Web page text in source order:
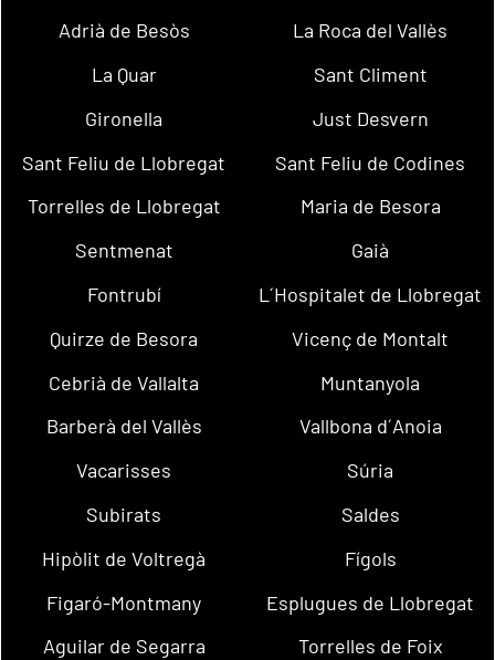
Adrià de Besòs
La Roca del Vallès
La Quar
Sant Climent
Gironella
Just Desvern
Sant Feliu de Llobregat
Sant Feliu de Codines
Torrelles de Llobregat
Maria de Besora
Sentmenat
Gaià
Fontrubí
L´Hospitalet de Llobregat
Quirze de Besora
Vicenç de Montalt
Cebrià de Vallalta
Muntanyola
Barberà del Vallès
Vallbona d´Anoia
Vacarisses
Súria
Subirats
Saldes
Hipòlit de Voltregà
Fígols
Figaró-Montmany
Esplugues de Llobregat
Aguilar de Segarra
Torrelles de Foix